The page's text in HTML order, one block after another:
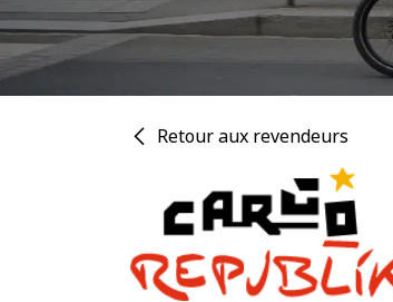
Retour aux revendeurs